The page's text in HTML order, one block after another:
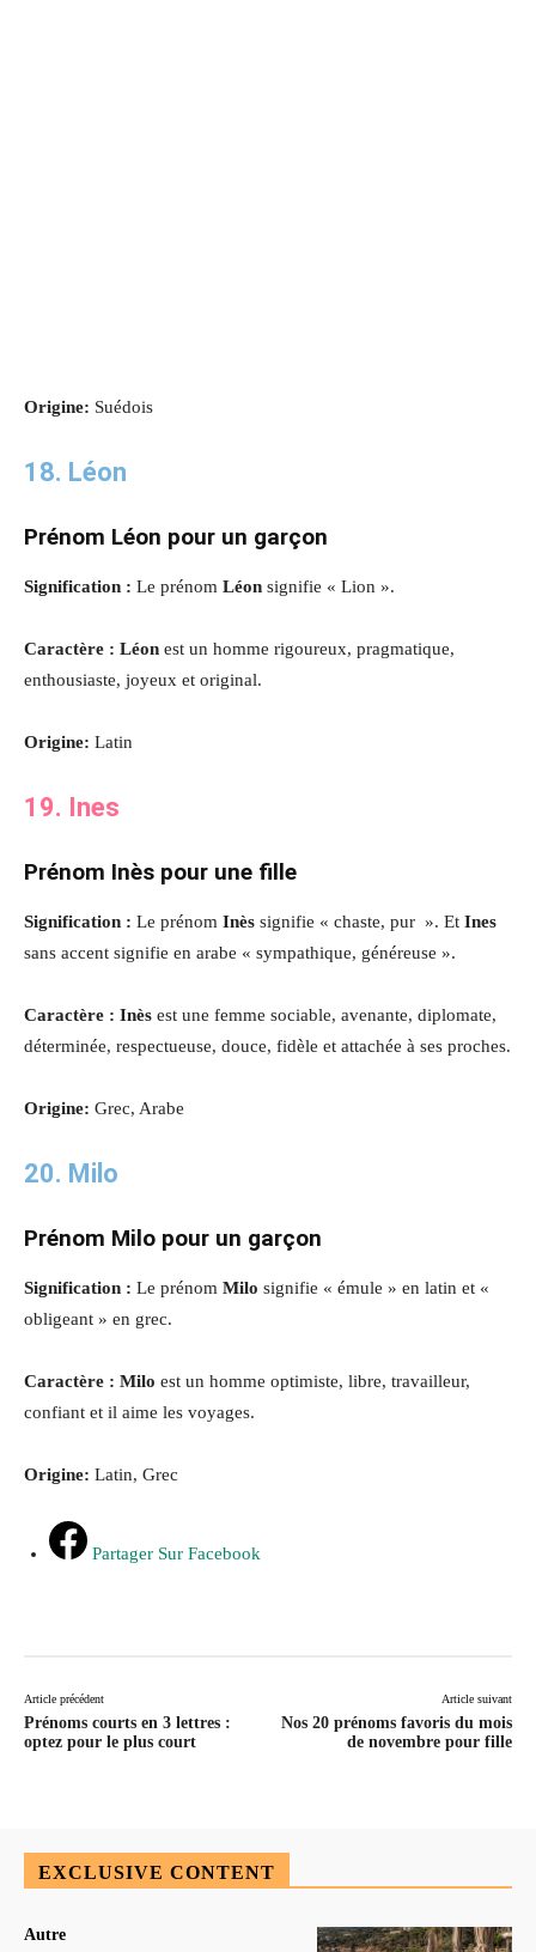
Origine: Suédois
18. Léon
Prénom Léon pour un garçon
Signification : Le prénom Léon signifie « Lion ».
Caractère : Léon est un homme rigoureux, pragmatique,
enthousiaste, joyeux et original.
Origine: Latin
19. Ines
Prénom Inès pour une fille
Signification : Le prénom Inès signifie « chaste, pur ». Et Ines
sans accent signifie en arabe « sympathique, généreuse ».
Caractère : Inès est une femme sociable, avenante, diplomate,
déterminée, respectueuse, douce, fidèle et attachée à ses proches.
Origine: Grec, Arabe
20. Milo
Prénom Milo pour un garçon
Signification : Le prénom Milo signifie « émule » en latin et «
obligeant » en grec.
Caractère : Milo est un homme optimiste, libre, travailleur,
confiant et il aime les voyages.
Origine: Latin, Grec
Partager Sur Facebook
Article précédent
Prénoms courts en 3 lettres :
optez pour le plus court
Article suivant
Nos 20 prénoms favoris du mois
de novembre pour fille
EXCLUSIVE CONTENT
Autre